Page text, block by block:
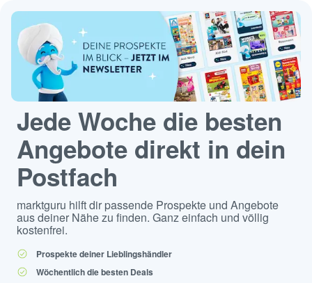
Jede Woche die besten
Angebote direkt in dein
Postfach
marktguru hilft dir passende Prospekte und Angebote
aus deiner Nähe zu finden. Ganz einfach und völlig
kostenfrei.
Prospekte deiner Lieblingshändler
Wöchentlich die besten Deals